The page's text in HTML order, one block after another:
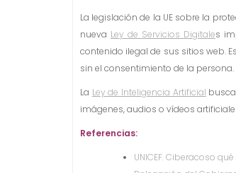
La legislación de la UE sobre la
nueva Ley de Servicios Digitales
contenido ilegal de sus sitios web.
sin el consentimiento de la persona.
La Ley de Inteligencia Artificial
imágenes, audios o vídeos
Referencias:
UNICEF. Ciberacoso